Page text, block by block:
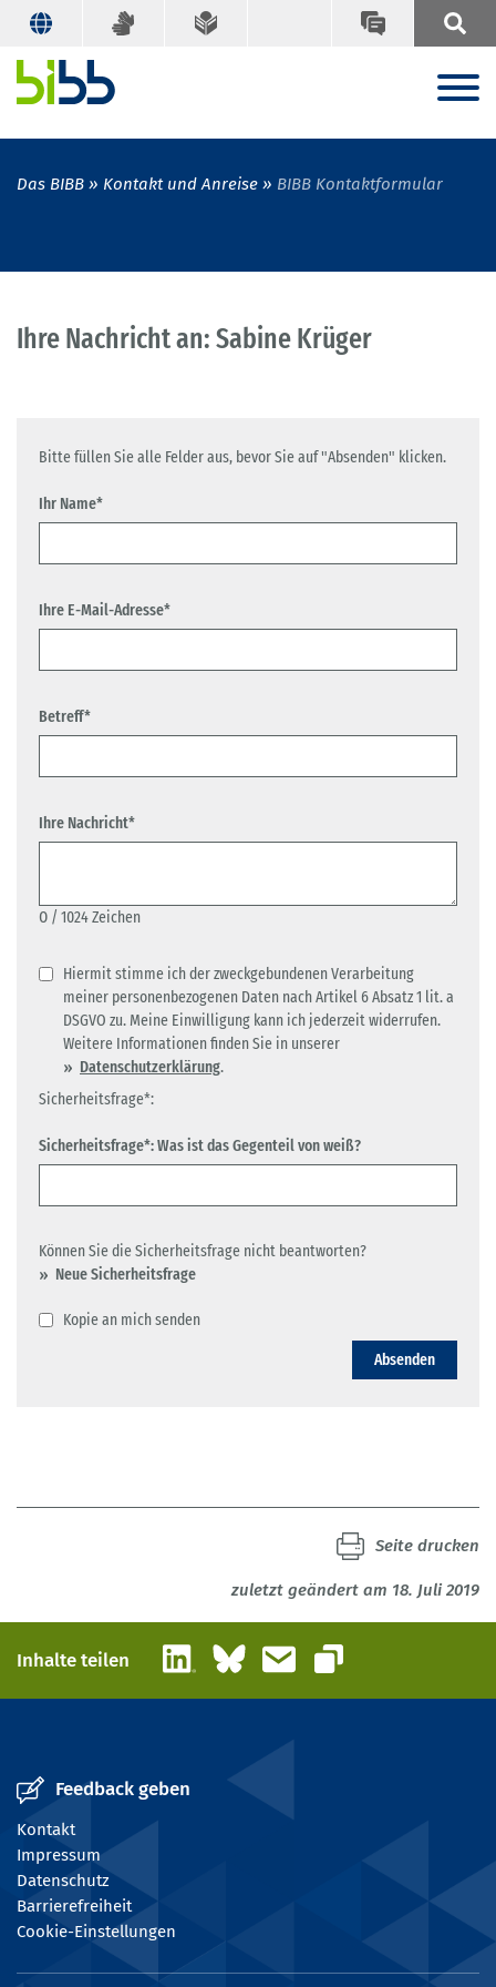
Das BIBB Kontakt und Anreise BIBB Kontaktformular
Ihre Nachricht an: Sabine Krüger
Bitte füllen Sie alle Felder aus, bevor Sie auf "Absenden" klicken.
Ihr Name*
Ihre E-Mail-Adresse*
Betreff*
Ihre Nachricht*
0 / 1024 Zeichen
Hiermit stimme ich der zweckgebundenen Verarbeitung
meiner personenbezogenen Daten nach Artikel 6 Absatz 1 lit. a
DSGVO zu. Meine Einwilligung kann ich jederzeit widerrufen.
Weitere Informationen finden Sie in unserer
Datenschutzerklärung.
Sicherheitsfrage*:
Sicherheitsfrage*: Was ist das Gegenteil von weiß?
Können Sie die Sicherheitsfrage nicht beantworten?
Neue Sicherheitsfrage
Kopie an mich senden
Absenden
zuletzt geändert am 18. Juli 2019
Seite drucken
Inhalte teilen LinkedInBlueskyE-Mail
Link kopieren
Feedback geben
Kontakt
Impressum
Datenschutz
Barrierefreiheit
Cookie-Einstellungen